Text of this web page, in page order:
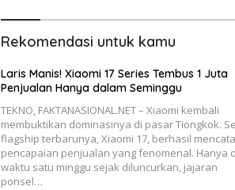
Rekomendasi untuk kamu
Laris Manis! Xiaomi 17 Series Tembus 1 Juta
Penjualan Hanya dalam Seminggu
TEKNO, FAKTANASIONAL.NET – Xiaomi kembali
membuktikan dominasinya di pasar Tiongkok.
flagship terbarunya, Xiaomi 17, berhasil
pencapaian penjualan yang fenomenal. Hanya
waktu satu minggu sejak diluncurkan, jajaran
ponsel…